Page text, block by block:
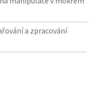
a zpracování